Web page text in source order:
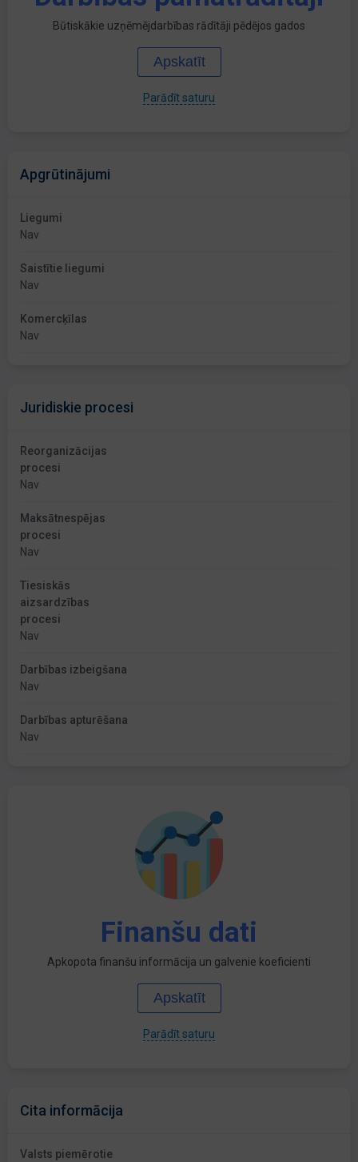
Būtiskākie uzņēmējdarbības rādītāji pēdējos gados
Apskatīt
Parādīt saturu
Apgrūtinājumi
Liegumi
Nav
Saistītie liegumi
Nav
Komercķīlas
Nav
Juridiskie procesi
Reorganizācijas
procesi
Nav
Maksātnespējas
procesi
Nav
Tiesiskās
aizsardzības
procesi
Nav
Darbības izbeigšana
Nav
Darbības apturēšana
Nav
Finanšu dati
Apkopota finanšu informācija un galvenie koeficienti
Apskatīt
Parādīt saturu
Cita informācija
Valsts piemērotie